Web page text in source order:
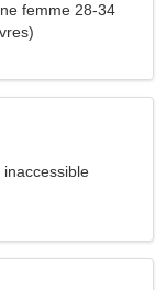
femme 28-34